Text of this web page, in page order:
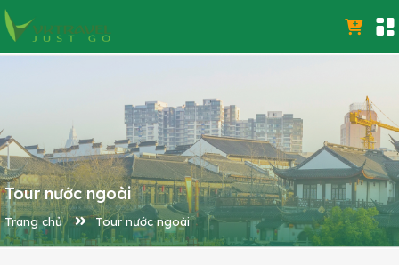
Tour nước ngoài
Trang chủ Tour nước ngoài